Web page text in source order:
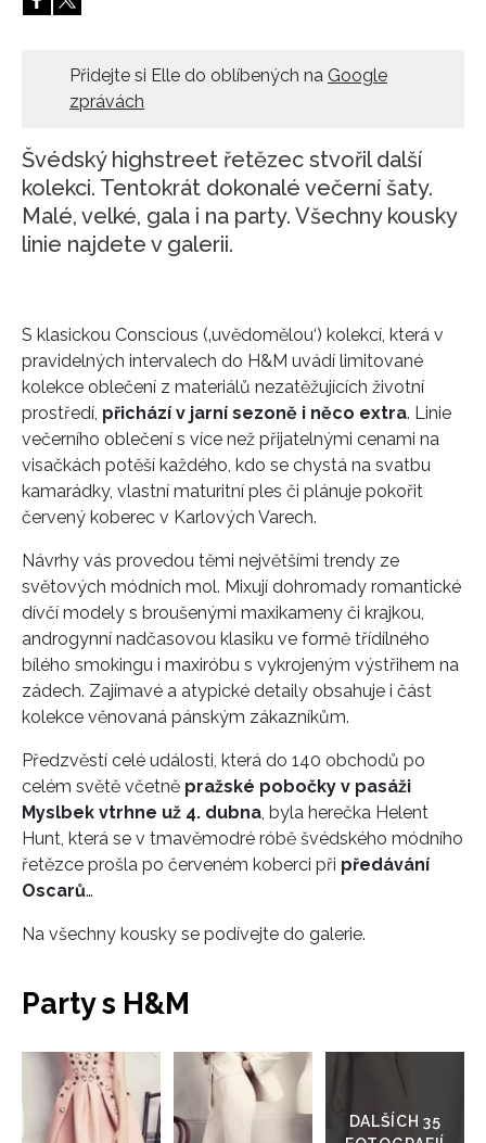
Přidejte si Elle do oblíbených na Google
zprávách
Švédský highstreet řetězec stvořil další
kolekci. Tentokrát dokonalé večerní šaty.
Malé, velké, gala i na party. Všechny kousky
linie najdete v galerii.
S klasickou Conscious (‚uvědomělou‘) kolekcí, která v
pravidelných intervalech do H&M uvádí limitované
kolekce oblečení z materiálů nezatěžujících životní
prostředí, přichází v jarní sezoně i něco extra. Linie
večerního oblečení s více než přijatelnými cenami na
visačkách potěší každého, kdo se chystá na svatbu
kamarádky, vlastní maturitní ples či plánuje pokořit
červený koberec v Karlových Varech.
Návrhy vás provedou těmi největšími trendy ze
světových módních mol. Mixují dohromady romantické
dívčí modely s broušenými maxikameny či krajkou,
androgynní nadčasovou klasiku ve formě třídílného
bílého smokingu i maxiróbu s vykrojeným výstřihem na
zádech. Zajímavé a atypické detaily obsahuje i část
kolekce věnovaná pánským zákazníkům.
Předzvěstí celé události, která do 140 obchodů po
celém světě včetně pražské pobočky v pasáži
Myslbek vtrhne už 4. dubna , byla herečka Helent
Hunt, která se v tmavěmodré róbě švédského módního
řetězce prošla po červeném koberci při předávání
Oscarů…
Na všechny kousky se podívejte do galerie.
Party s H&M
Přejít
do
galerie